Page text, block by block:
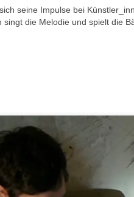
seine Impulse bei
die Melodie und spielt die